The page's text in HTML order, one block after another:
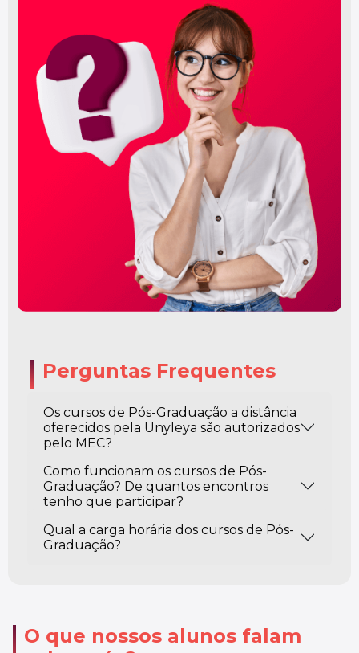
Perguntas Frequentes
Os cursos de Pós-Graduação a distância
oferecidos pela Unyleya são autorizados
pelo MEC?
Como funcionam os cursos de Pós-
Graduação? De quantos encontros
tenho que participar?
Qual a carga horária dos cursos de Pós-
Graduação?
O que nossos alunos falam